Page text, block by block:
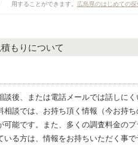
用することができます。 広島県のはじめての
もりについて
談後、または電話メールでは話しに
相談では、お持ち頂く情報（今お持
可能です。また、多くの調査料金の
いる方は、情報をお持ちいただく事